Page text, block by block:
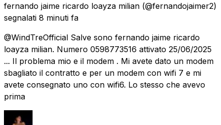
fernando jaime ricardo loayza milian (@fernandojaimer2)
segnalati 8 minuti fa
@WindTreOfficial Salve sono fernando jaime ricardo
loayza milian. Numero 0598773516 attivato 25/06/2025
... Il problema mio e il modem . Mi avete dato un modem
sbagliato il contratto e per un modem con wifi 7 e mi
avete consegnato uno con wifi6. Lo stesso che avevo
prima